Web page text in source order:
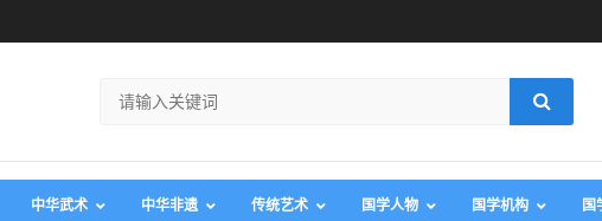
中华武术 中华非遗 传统艺术 国学人物 国学机构 国